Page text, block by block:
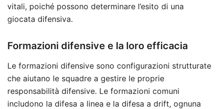
vitali, poiché possono determinare l’esito di una
giocata difensiva.
Formazioni difensive e la loro efficacia
Le formazioni difensive sono configurazioni strutturate
che aiutano le squadre a gestire le proprie
responsabilità difensive. Le formazioni comuni
includono la difesa a linea e la difesa a drift, ognuna